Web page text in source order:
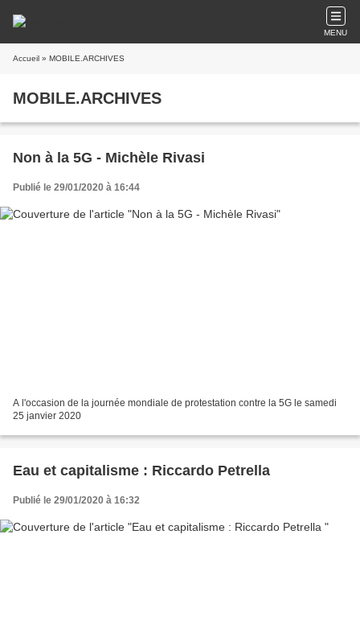
MENU
Accueil » MOBILE.ARCHIVES
MOBILE.ARCHIVES
Non à la 5G - Michèle Rivasi
Publié le 29/01/2020 à 16:44
A l'occasion de la journée mondiale de protestation contre la 5G le samedi
25 janvier 2020
Eau et capitalisme : Riccardo Petrella
Publié le 29/01/2020 à 16:32